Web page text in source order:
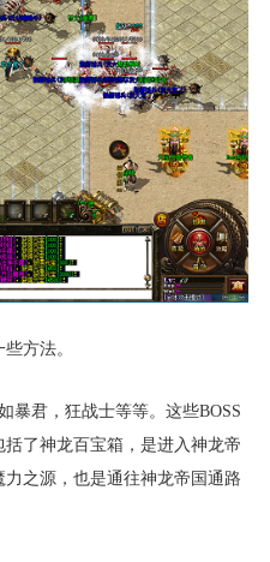
方法。
暴君，狂战士等等。这些BOSS
了神龙百宝箱，是进入神龙帝
之源，也是通往神龙帝国通路